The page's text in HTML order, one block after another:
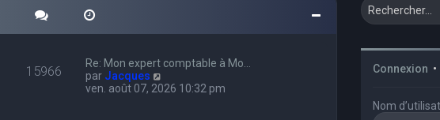
15966
Re: Mon expert comptable à Mo…
par Jacques
o
ven. août 07, 2026 10:32 pm
Connexion •
Nom